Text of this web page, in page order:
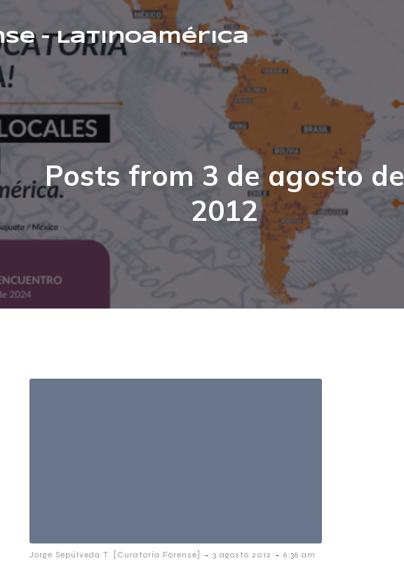
– Latinoamérica
Posts from 3 de agosto de
2012
Jorge Sepúlveda T. [Curatoría Forense] - 3 agosto 2012 - 6:36 am